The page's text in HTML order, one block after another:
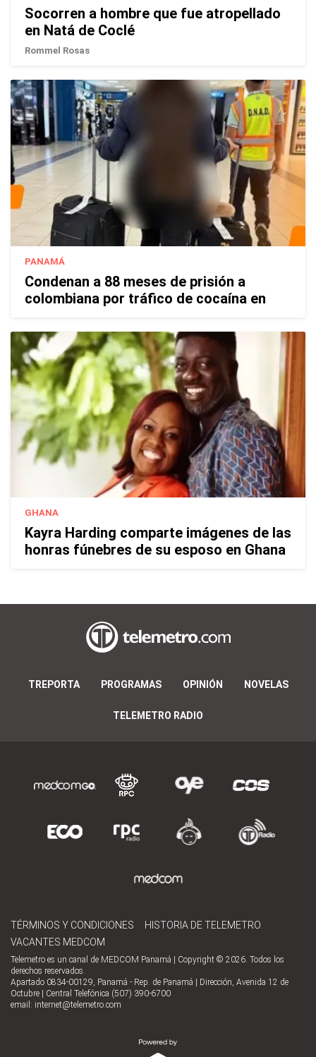
Socorren a hombre que fue atropellado
en Natá de Coclé
Rommel Rosas
PANAMÁ
Condenan a 88 meses de prisión a
colombiana por tráfico de cocaína en
GHANA
Kayra Harding comparte imágenes de las
honras fúnebres de su esposo en Ghana
TREPORTA PROGRAMAS OPINIÓN NOVELAS
TELEMETRO RADIO
TÉRMINOS Y CONDICIONES
HISTORIA DE TELEMETRO
VACANTES MEDCOM
Telemetro es un canal de MEDCOM Panamá | Copyright © 2026. Todos los
derechos reservados.
Apartado 0834-00129, Panamá - Rep. de Panamá | Dirección, Avenida 12 de
Octubre | Central Telefónica (507) 390-6700
email: internet@telemetro.com